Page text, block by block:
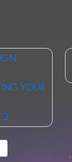
YOUR
2